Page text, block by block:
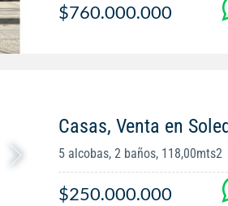
$760.000.000
Casas, Venta en
5 alcobas, 2 baños, 118,00mts2
$250.000.000